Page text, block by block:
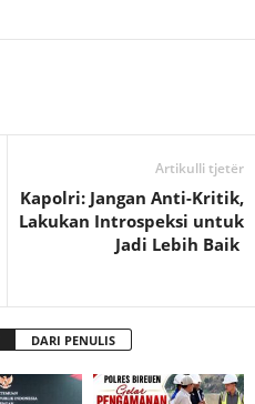
Artikulli tjetër
Kapolri: Jangan Anti-Kritik,
Lakukan Introspeksi untuk
Jadi Lebih Baik
DARI PENULIS